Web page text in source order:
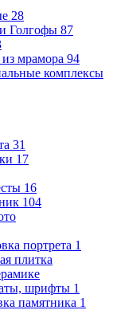
28
Голгофы 87
мрамора 94
комплексы
31
17
16
104
портрета 1
плитка
шрифты 1
памятника 1